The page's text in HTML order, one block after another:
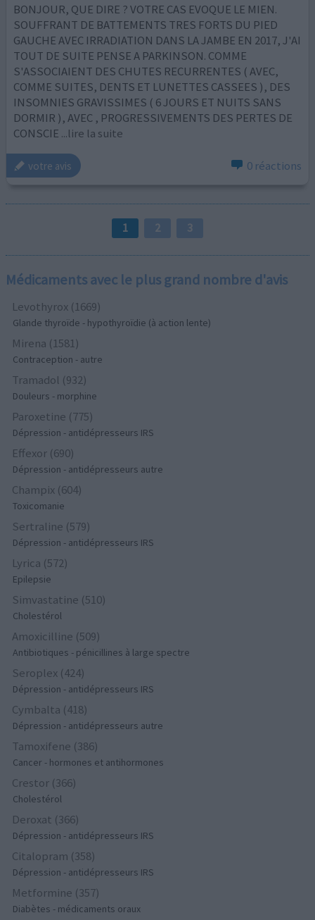
BONJOUR, QUE DIRE ? VOTRE CAS EVOQUE LE MIEN.
SOUFFRANT DE BATTEMENTS TRES FORTS DU PIED
GAUCHE AVEC IRRADIATION DANS LA JAMBE EN 2017, J'AI
TOUT DE SUITE PENSE A PARKINSON. COMME
S'ASSOCIAIENT DES CHUTES RECURRENTES ( AVEC,
COMME SUITES, DENTS ET LUNETTES CASSEES ), DES
INSOMNIES GRAVISSIMES ( 6 JOURS ET NUITS SANS
DORMIR ), AVEC , PROGRESSIVEMENTS DES PERTES DE
CONSCIE ...lire la suite
votre avis 0 réactions
1 2 3
Médicaments avec le plus grand nombre d'avis
Levothyrox (1669)
Glande thyroïde - hypothyroïdie (à action lente)
Mirena (1581)
Contraception - autre
Tramadol (932)
Douleurs - morphine
Paroxetine (775)
Dépression - antidépresseurs IRS
Effexor (690)
Dépression - antidépresseurs autre
Champix (604)
Toxicomanie
Sertraline (579)
Dépression - antidépresseurs IRS
Lyrica (572)
Epilepsie
Simvastatine (510)
Cholestérol
Amoxicilline (509)
Antibiotiques - pénicillines à large spectre
Seroplex (424)
Dépression - antidépresseurs IRS
Cymbalta (418)
Dépression - antidépresseurs autre
Tamoxifene (386)
Cancer - hormones et antihormones
Crestor (366)
Cholestérol
Deroxat (366)
Dépression - antidépresseurs IRS
Citalopram (358)
Dépression - antidépresseurs IRS
Metformine (357)
Diabètes - médicaments oraux